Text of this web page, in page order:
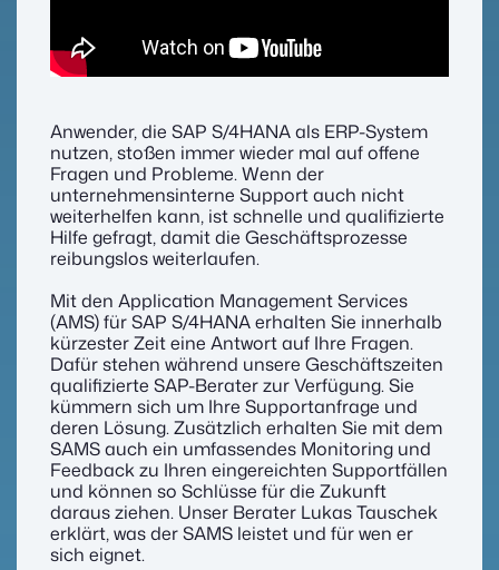
Anwender, die SAP S/4HANA als ERP-System
nutzen, stoßen immer wieder mal auf offene
Fragen und Probleme. Wenn der
unternehmensinterne Support auch nicht
weiterhelfen kann, ist schnelle und qualifizierte
Hilfe gefragt, damit die Geschäftsprozesse
reibungslos weiterlaufen.
Mit den Application Management Services
(AMS) für SAP S/4HANA erhalten Sie innerhalb
kürzester Zeit eine Antwort auf Ihre Fragen.
Dafür stehen während unsere Geschäftszeiten
qualifizierte SAP-Berater zur Verfügung. Sie
kümmern sich um Ihre Supportanfrage und
deren Lösung. Zusätzlich erhalten Sie mit dem
SAMS auch ein umfassendes Monitoring und
Feedback zu Ihren eingereichten Supportfällen
und können so Schlüsse für die Zukunft
daraus ziehen. Unser Berater Lukas Tauschek
erklärt, was der SAMS leistet und für wen er
sich eignet.